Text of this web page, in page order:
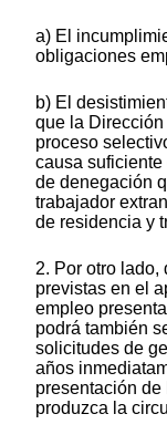
a) El
obligaciones
b) El
que la Dirección
proceso
causa
de denegación
trabajador
de residencia y
2. Por otro
previstas en el
empleo
podrá también
solicitudes de
años
presentación
produzca la